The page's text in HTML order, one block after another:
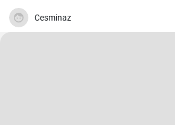
Cesminaz